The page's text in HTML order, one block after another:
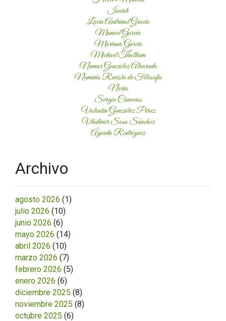
Isaiah
Lucía Andrinal Gracia
Manuel García
Mariana García
Michael Thallium
Numar González Alvarado
Numinis Revista de Filosofía
Nuria
Sergio Cánovas
Valentín González Pérez
Vladimir Sosa Sánchez
Águeda Rodríguez
Archivo
agosto 2026 (1)
julio 2026 (10)
junio 2026 (6)
mayo 2026 (14)
abril 2026 (10)
marzo 2026 (7)
febrero 2026 (5)
enero 2026 (6)
diciembre 2025 (8)
noviembre 2025 (8)
octubre 2025 (6)